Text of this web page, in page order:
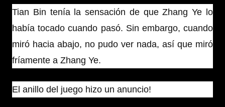
Tian Bin tenía la sensación de que Zhang Ye lo
había tocado cuando pasó. Sin embargo, cuando
miró hacia abajo, no pudo ver nada, así que miró
fríamente a Zhang Ye.
El anillo del juego hizo un anuncio!